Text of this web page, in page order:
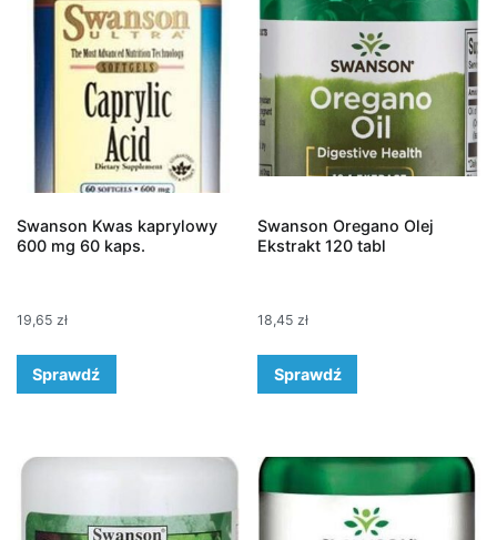
Swanson Kwas kaprylowy
600 mg 60 kaps.
19,65 zł
Sprawdź
Swanson Oregano Olej
Ekstrakt 120 tabl
18,45 zł
Sprawdź